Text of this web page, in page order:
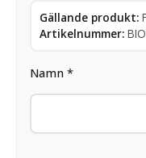
Gällande produkt:
Artikelnummer:
Namn *